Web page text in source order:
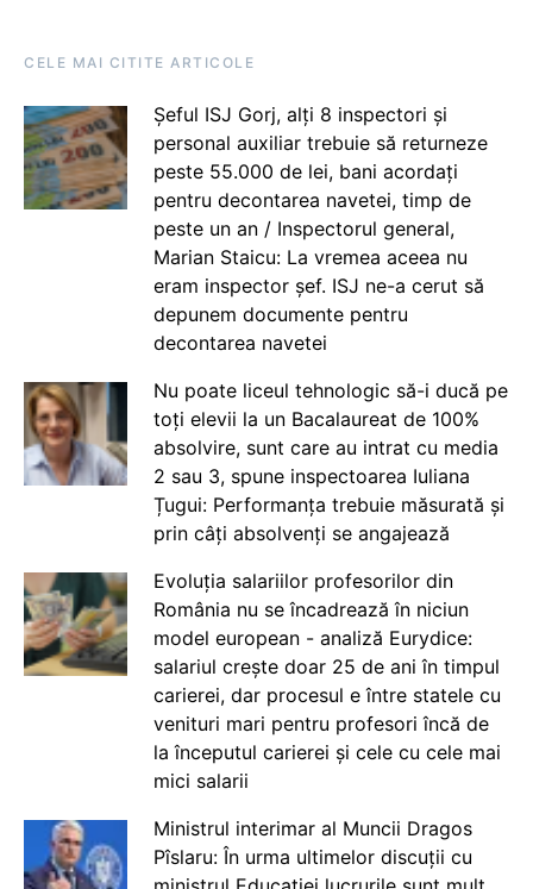
CELE MAI CITITE ARTICOLE
Șeful ISJ Gorj, alți 8 inspectori și
personal auxiliar trebuie să returneze
peste 55.000 de lei, bani acordați
pentru decontarea navetei, timp de
peste un an / Inspectorul general,
Marian Staicu: La vremea aceea nu
eram inspector șef. ISJ ne-a cerut să
depunem documente pentru
decontarea navetei
Nu poate liceul tehnologic să-i ducă pe
toți elevii la un Bacalaureat de 100%
absolvire, sunt care au intrat cu media
2 sau 3, spune inspectoarea Iuliana
Țugui: Performanța trebuie măsurată și
prin câți absolvenți se angajează
Evoluția salariilor profesorilor din
România nu se încadrează în niciun
model european - analiză Eurydice:
salariul crește doar 25 de ani în timpul
carierei, dar procesul e între statele cu
venituri mari pentru profesori încă de
la începutul carierei și cele cu cele mai
mici salarii
Ministrul interimar al Muncii Dragos
Pîslaru: În urma ultimelor discuții cu